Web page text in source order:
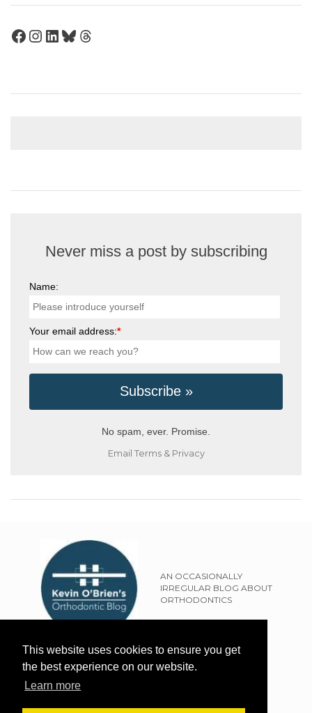
This website uses cookies to ensure you get
the best experience on our website.
Learn more
Facebook
Instagram
LinkedIn
Bluesky
Threads
Never miss a post by subscribing
Name:
Your email address:*
No spam, ever. Promise.
Email Terms& Privacy
AN OCCASIONALLY
IRREGULAR BLOG ABOUT
ORTHODONTICS
SITEMAP
TERMS OF USE